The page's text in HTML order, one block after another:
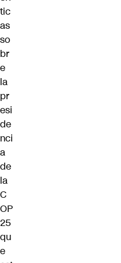
tic
as
so
br
e
la
pr
esi
de
nci
a
de
la
C
OP
25
qu
e